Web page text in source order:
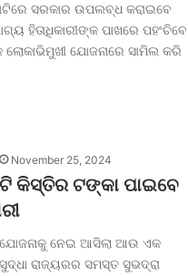
ସରକାର ଉପଲବ୍ଧ କରାଇବେ
ହିତାଧିକାରୀଙ୍କ ପାଖରେ ପହଂଚିବେ
ଲୋକାଭିମୁଖୀ ଯୋଜନାରେ ସାମିଲ କରି
November 25, 2024
କିସ୍ତିର ଟଙ୍କା ପାଇବେ
ନେଇ ଆସିଲା ଆଉ ଏକ
ରାଜ୍ୟରର ସମସ୍ତ ସୁଭଦ୍ରା